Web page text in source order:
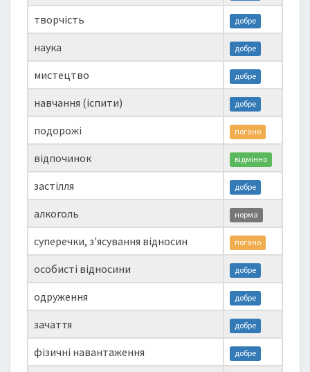
творчість добре
наука добре
мистецтво добре
навчання (іспити) добре
подорожі погано
відпочинок відмінно
застілля добре
алкоголь норма
суперечки, з'ясування відносин погано
особисті відносини добре
одруження добре
зачаття добре
фізичні навантаження добре